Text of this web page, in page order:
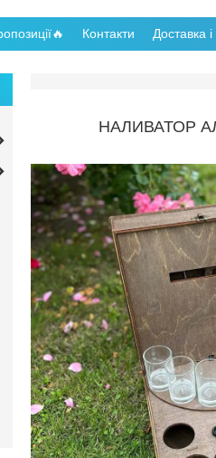
Контакти Доставка
НАЛИВАТОР